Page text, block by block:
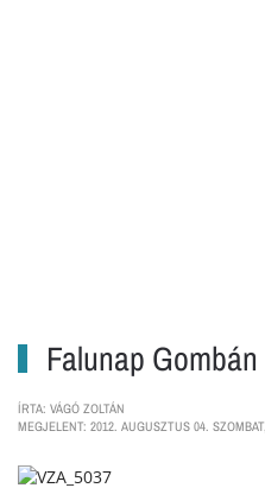
Falunap
ÍRTA: VÁGÓ ZOLTÁN
MEGJELENT: 2012. AUGUSZTUS 04.